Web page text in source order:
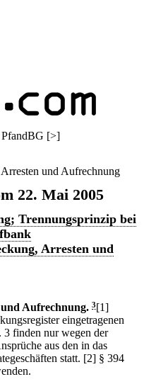
[>]
und Aufrechnung
22. Mai 2005
Trennungsprinzip bei
Arresten und
Aufrechnung. 3[1]
eingetragenen
3 finden nur wegen der
aus den in das
statt. [2] § 394